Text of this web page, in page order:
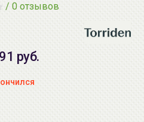
/ 0 отзывов
руб.